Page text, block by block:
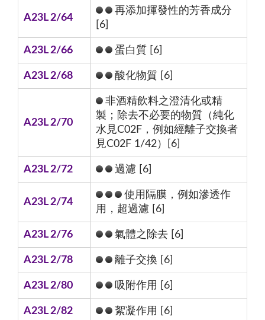
A23L 2/64
再添加揮發性的芳香成分
[6]
A23L 2/66 蛋白質 [6]
A23L 2/68 酸化物質 [6]
A23L 2/70
非酒精飲料之澄清化或精
製；除去不必要的物質（純化
水見C02F，例如經離子交換者
見C02F 1/42）[6]
A23L 2/72 過濾 [6]
A23L 2/74
使用隔膜，例如滲透作
用，超過濾 [6]
A23L 2/76 氣體之除去 [6]
A23L 2/78 離子交換 [6]
A23L 2/80 吸附作用 [6]
A23L 2/82 絮凝作用 [6]